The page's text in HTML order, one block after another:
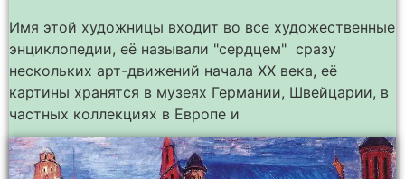
Имя этой художницы входит во все художественные
энциклопедии, её называли "сердцем" сразу
нескольких арт-движений начала ХХ века, её
картины хранятся в музеях Германии, Швейцарии, в
частных коллекциях в Европе и